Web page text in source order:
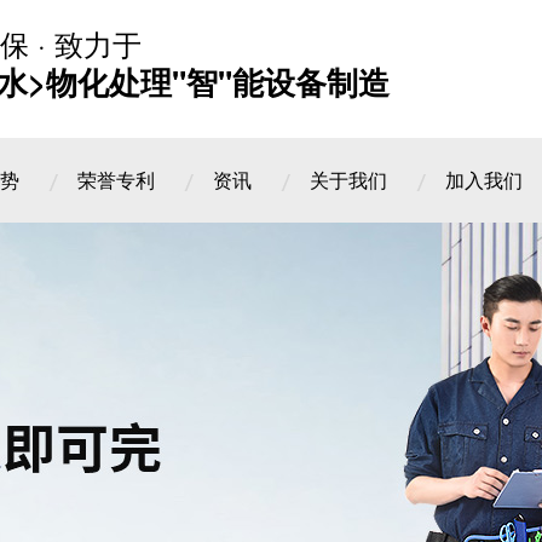
· 致力于
>物化处理"智"能设备制造
荣誉专利 资讯 关于我们 加入我们